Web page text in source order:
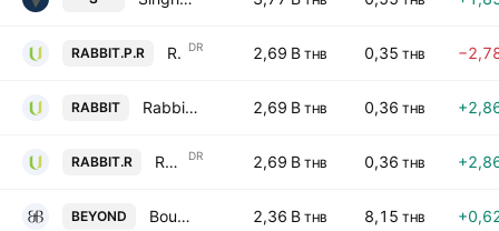
RABBIT.P.R Rabbit Holdings Public Company Limited NVDRDR 2,69 B THB 0,35 THB
RABBIT Rabbit Holdings Public Company Limited 2,69 B THB 0,36 THB
RABBIT.R Rabbit Holdings Public Company Limited NVDR DR 2,69 B THB 0,36 THB
BEYOND Bound And Beyond Public Company Limited 2,36 B THB 8,15 THB